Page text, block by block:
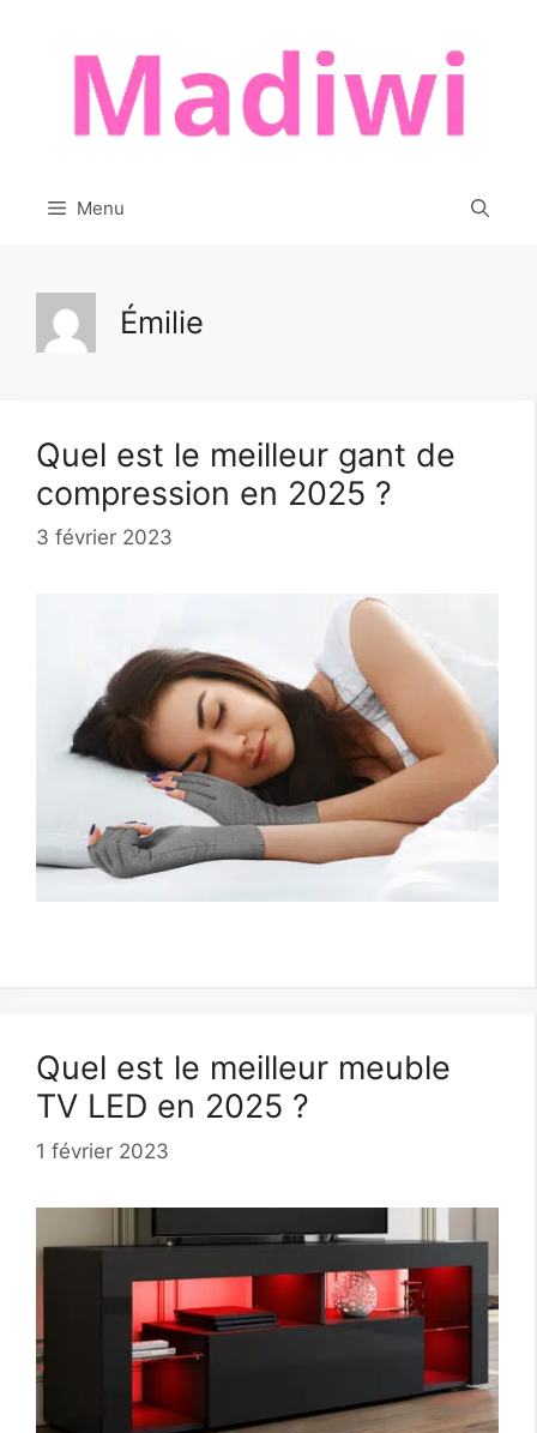
Menu
Émilie
Quel est le meilleur gant de
compression en 2025 ?
3 février 2023
Quel est le meilleur meuble
TV LED en 2025 ?
1 février 2023